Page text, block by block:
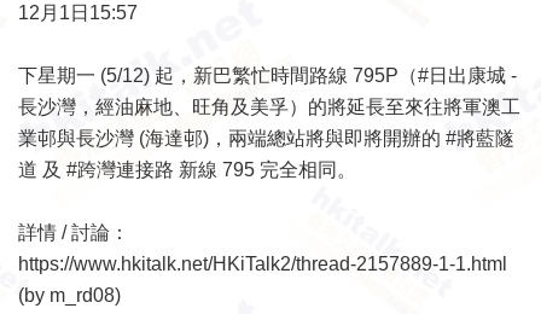
12月1日15:57
下星期一 (5/12) 起，新巴繁忙時間路線 795P（#日出康城 -
長沙灣，經油麻地、旺角及美孚）的將延長至來往將軍澳工
業邨與長沙灣 (海達邨)，兩端總站將與即將開辦的 #將藍隧
道 及 #跨灣連接路 新線 795 完全相同。
詳情 / 討論：
https://www.hkitalk.net/HKiTalk2/thread-2157889-1-1.html
(by m_rd08)